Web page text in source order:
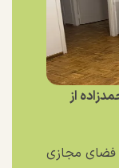
از
فضای مجازی